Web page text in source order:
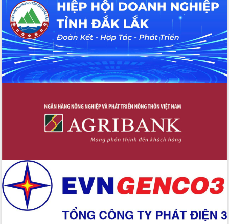
Hội thảo khoa học “Giải pháp thúc đẩy
phát triển nền kinh tế xanh tại tỉnh
Đắk Lắk”
Tăng cường giám sát, đôn đốc thực
hiện nhiệm vụ quản lý tài sản công
hàng tuần
Tháo gỡ những vướng mắc, đẩy mạnh
Đắk Lắk: Tôn vinh 46 giải pháp tại Hội
thi Sáng tạo Kỹ thuật 2024 - 2025
Đắk Lắk rà soát, điều chỉnh Đề án 190
Phó Chủ tịch UBND tỉnh Đắk Lắk
Trương Công Thái kiểm tra thực địa
Dự án cao tốc Khánh Hòa - Buôn Ma
Thuột
Định vị cà phê Việt Nam như một “di
sản sống” trong dòng chảy toàn cầu